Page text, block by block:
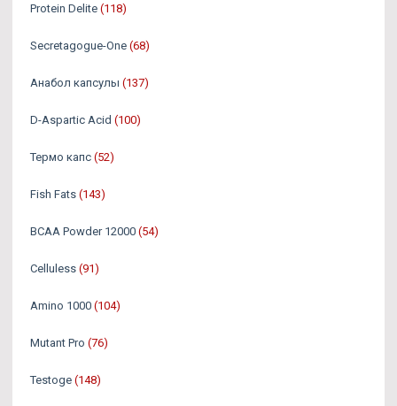
Protein Delite (118)
Secretagogue-One (68)
Анабол капсулы (137)
D-Aspartic Acid (100)
Термо капс (52)
Fish Fats (143)
BCAA Powder 12000 (54)
Celluless (91)
Amino 1000 (104)
Mutant Pro (76)
Testoge (148)